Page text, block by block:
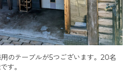
のテーブルが5つございます。20名
す。